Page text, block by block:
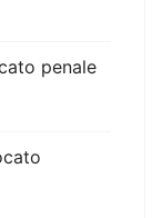
penale